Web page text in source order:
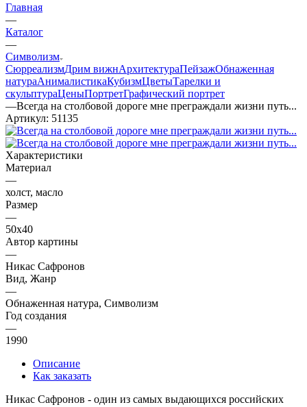
Главная
—
Каталог
—
Символизм
СюрреализмДрим вижнАрхитектураПейзажОбнаженная
натураАнималистикаКубизмЦветыТарелки и
скульптураЦеныПортретГрафический портрет
—Всегда на столбовой дороге мне преграждали жизни путь...
Артикул: 51135
Характеристики
Материал
—
холст, масло
Размер
—
50х40
Автор картины
—
Никас Сафронов
Вид, Жанр
—
Обнаженная натура, Символизм
Год создания
—
1990
Описание
Как заказать
Никас Сафронов - один из самых выдающихся российских